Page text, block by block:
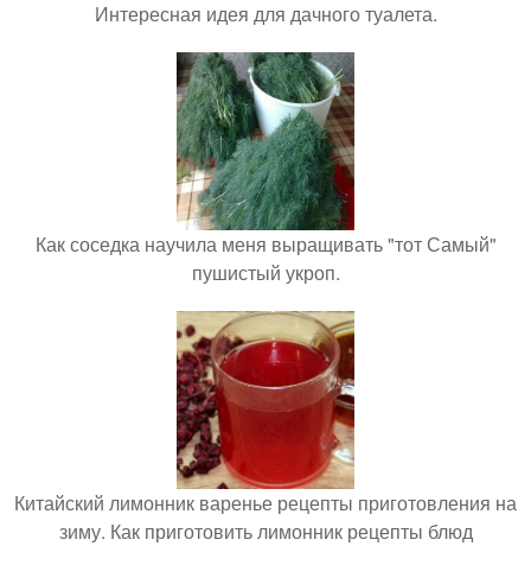
Интересная идея для дачного туалета.
Как соседка научила меня выращивать "тот Самый"
пушистый укроп.
Китайский лимонник варенье рецепты приготовления на
зиму. Как приготовить лимонник рецепты блюд